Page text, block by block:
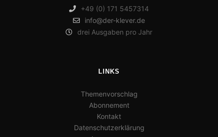
+49 (0) 171 5457314
info@der-klever.de
drei Ausgaben pro Jahr
LINKS
Themenvorschlag
Abonnement
Kontakt
Datenschutzerklärung